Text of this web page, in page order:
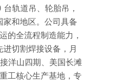
轨道吊、轮胎吊，
和地区。公司具备
的全流程制造能力，
切割焊接设备，月
洋山四期、美国长滩
工核心生产基地，专